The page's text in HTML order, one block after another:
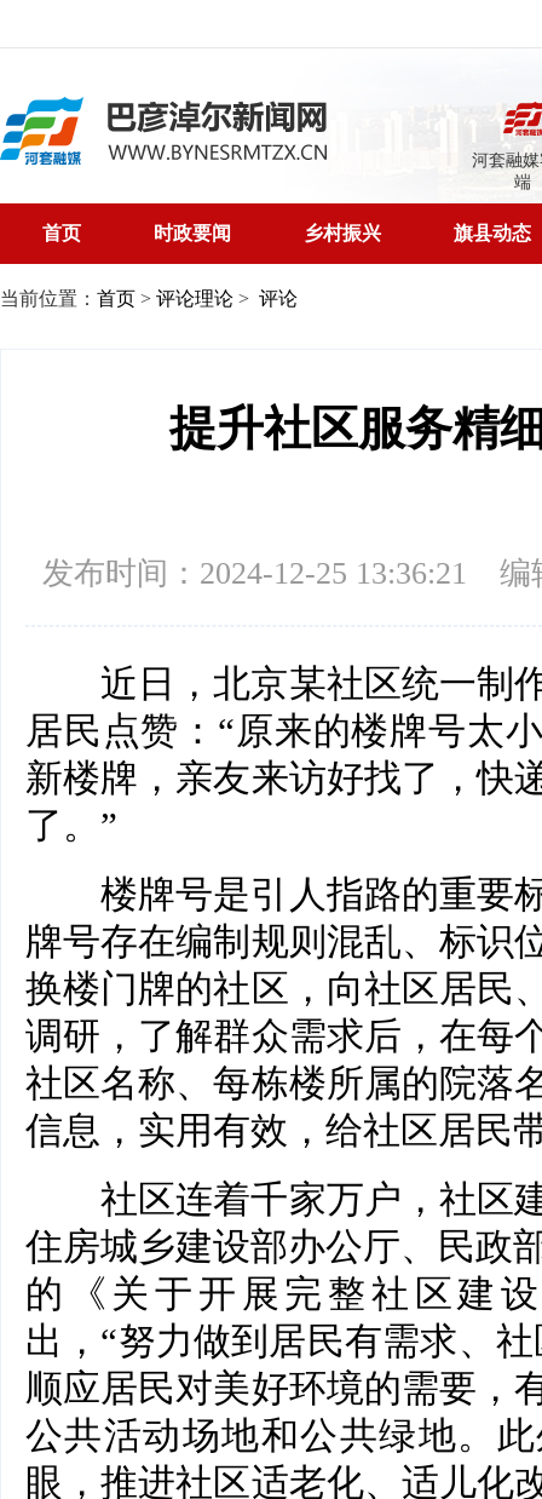
河套融
端
首页 时政要闻 乡村振兴 旗县动态
当前位置： 首页 > 评论理论 > 评论
提升社区服务精
发布时间：2024-12-25 13:36:21 编
近日，北京某社区统一制
居民点赞：“原来的楼牌号太
新楼牌，亲友来访好找了，快
了。”
楼牌号是引人指路的重要
牌号存在编制规则混乱、标识
换楼门牌的社区，向社区居民
调研，了解群众需求后，在每
社区名称、每栋楼所属的院落
信息，实用有效，给社区居民
社区连着千家万户，社区
住房城乡建设部办公厅、民政
的《关于开展完整社区建
出，“努力做到居民有需求、
顺应居民对美好环境的需要，
公共活动场地和公共绿地。
眼，推进社区适老化、适儿化